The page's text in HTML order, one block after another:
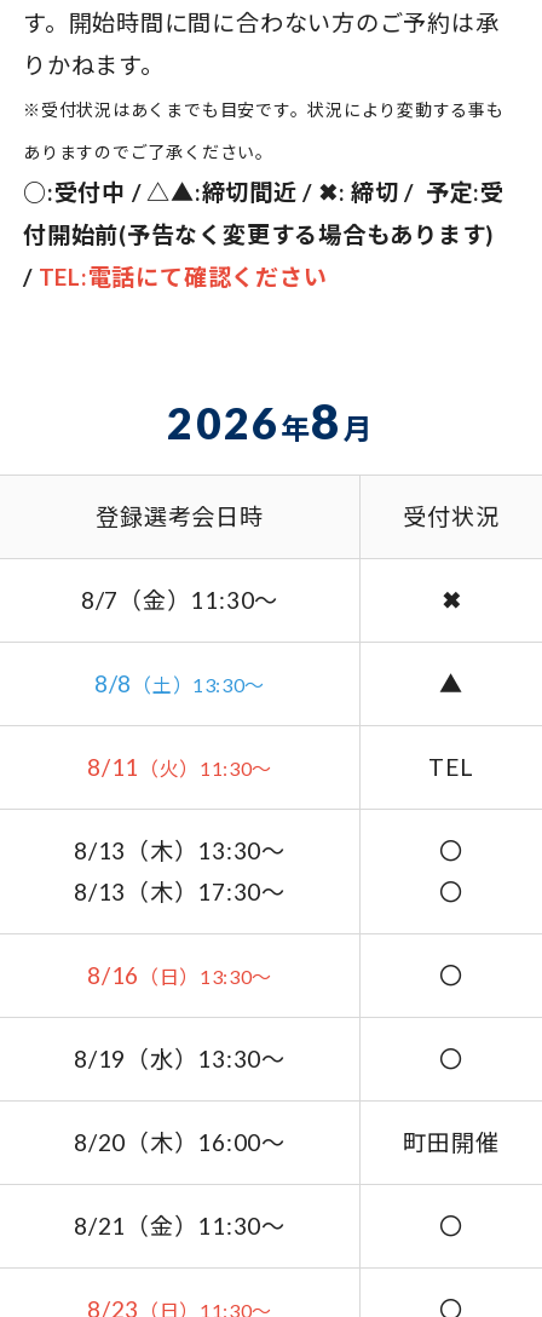
す。開始時間に間に合わない方のご予約は承
りかねます。
※受付状況はあくまでも目安です。状況により変動する事も
ありますのでご了承ください。
○:受付中 / △▲:締切間近 / ✖: 締切 / 予定:受
付開始前(予告なく変更する場合もあります)
/ TEL:電話にて確認ください
2026年8 月
登録選考会日時 受付状況
8/7（金）11:30～ ✖
8/8 （土）13:30～ ▲
8/11 （火）11:30～ TEL
8/13（木）13:30～
8/13（木）17:30～
〇
〇
8/16 （日）13:30～ 〇
8/19（水）13:30～ 〇
8/20（木）16:00～ 町田開催
8/21（金）11:30～ 〇
8/23 （日）11:30～ 〇